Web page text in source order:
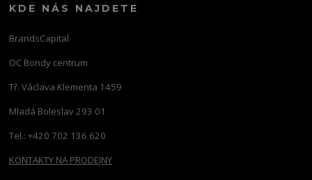
KDE NÁS NAJDETE
BrandsCapital
OC Bondy centrum
Tř. Václava Klementa 1459
Mladá Boleslav 293 01
Tel.: +420 702 136 620
KONTAKTY NA PRODEJNY